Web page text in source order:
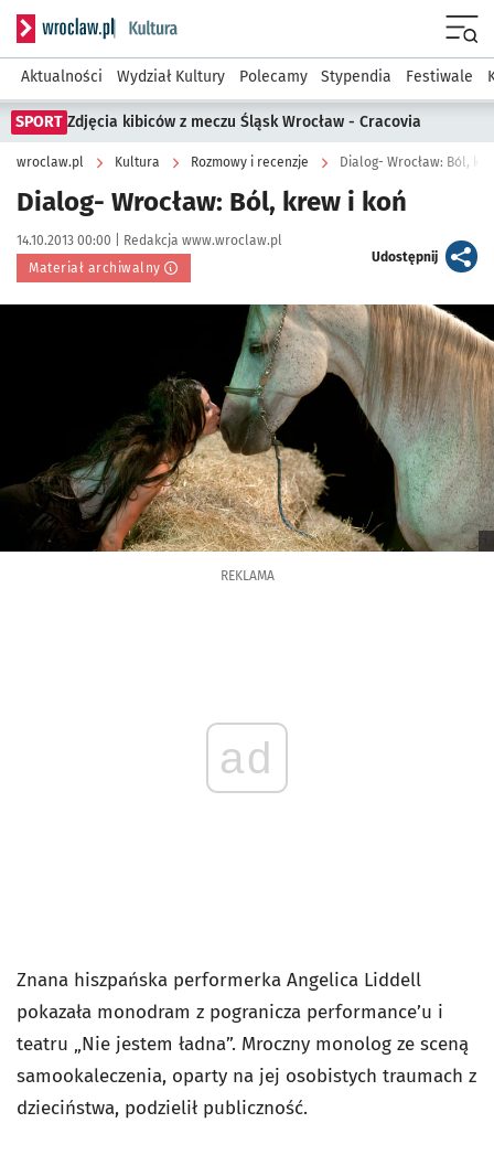
Serwis informacyjny wroclaw.pl podserwis: Kultura
Aktualności Wydział Kultury Polecamy Stypendia Festiwale
SPORT Zdjęcia kibiców z meczu Śląsk Wrocław - Cracovia
wroclaw.pl Kultura Rozmowy i recenzje Dialog- Wrocław: Ból,
Dialog- Wrocław: Ból, krew i koń
Data publikacji:
14.10.2013 00:00 | Autor:
Redakcja www.wroclaw.pl
Materiał archiwalny
Udostępnijartykuł
REKLAMA
ad
Znana hiszpańska performerka Angelica Liddell
pokazała monodram z pogranicza performance’u i
teatru „Nie jestem ładna”. Mroczny monolog ze sceną
samookaleczenia, oparty na jej osobistych traumach z
dzieciństwa, podzielił publiczność.